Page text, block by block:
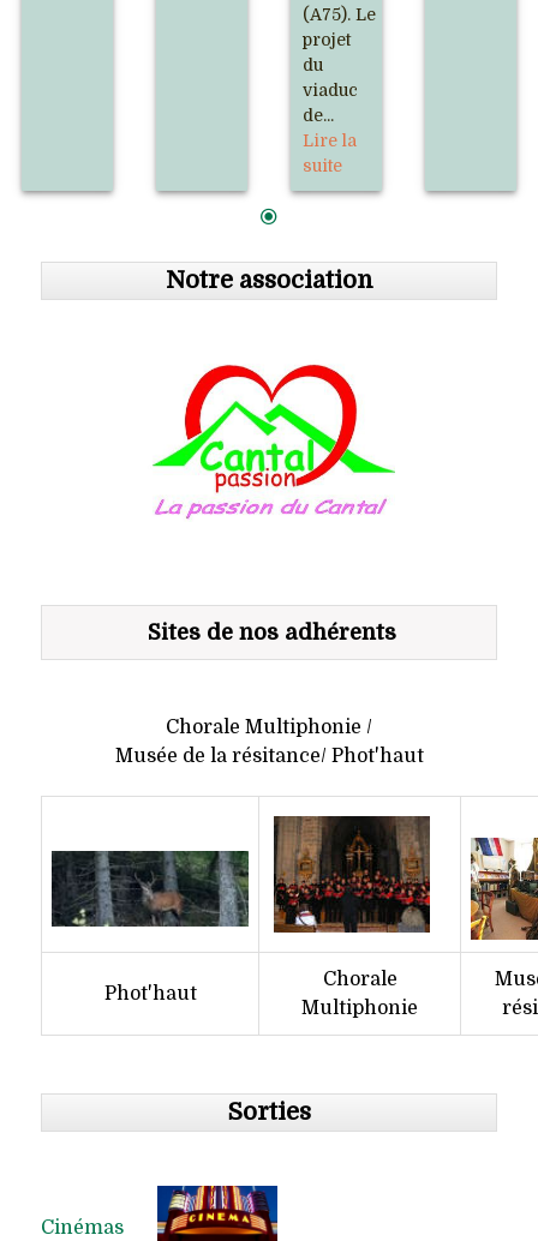
(A75). Le
projet
du
viaduc
de...
Lire la
suite
Notre association
Sites de nos adhérents
Chorale Multiphonie /
Musée de la résitance/ Phot'haut
Phot'haut
Chorale
Multiphonie
Sorties
Cinémas